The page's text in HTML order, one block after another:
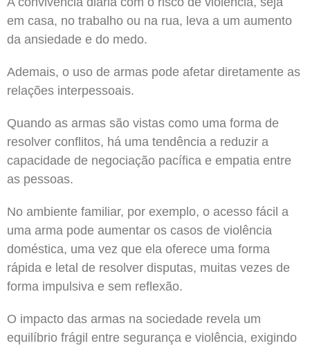
em casa, no trabalho ou na rua, leva a um aumento
da ansiedade e do medo.
Ademais, o uso de armas pode afetar diretamente as
relações interpessoais.
Quando as armas são vistas como uma forma de
resolver conflitos, há uma tendência a reduzir a
capacidade de negociação pacífica e empatia entre
as pessoas.
No ambiente familiar, por exemplo, o acesso fácil a
uma arma pode aumentar os casos de violência
doméstica, uma vez que ela oferece uma forma
rápida e letal de resolver disputas, muitas vezes de
forma impulsiva e sem reflexão.
O impacto das armas na sociedade revela um
equilíbrio frágil entre segurança e violência, exigindo